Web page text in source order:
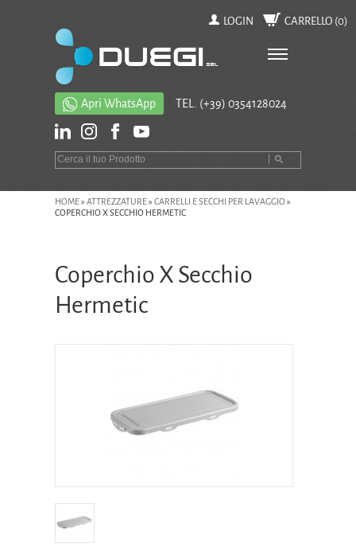
LOGIN CARRELLO (0)
Apri WhatsApp TEL. (+39) 0354128024
HOME» ATTREZZATURE» CARRELLI E SECCHI PER LAVAGGIO »
COPERCHIO X SECCHIO HERMETIC
Coperchio X Secchio
Hermetic